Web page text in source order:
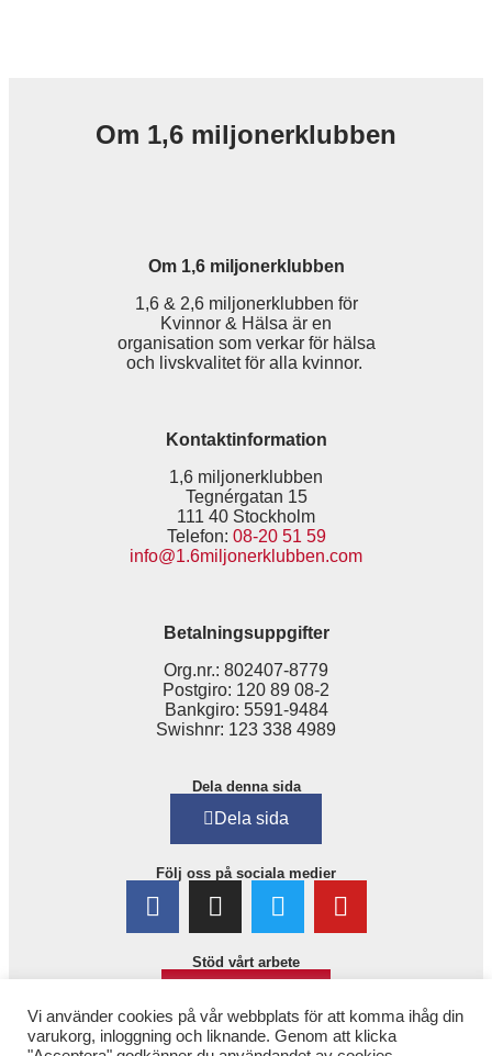
Om 1,6 miljonerklubben
Om 1,6 miljonerklubben
1,6 & 2,6 miljonerklubben för
Kvinnor & Hälsa är en
organisation som verkar för hälsa
och livskvalitet för alla kvinnor.
Kontaktinformation
1,6 miljonerklubben
Tegnérgatan 15
111 40 Stockholm
Telefon: 08-20 51 59
info@1.6miljonerklubben.com
Betalningsuppgifter
Org.nr.: 802407-8779
Postgiro: 120 89 08-2
Bankgiro: 5591-9484
Swishnr: 123 338 4989
Dela denna sida
Dela sida
Följ oss på sociala medier
Stöd vårt arbete
Vi använder cookies på vår webbplats för att komma ihåg din
varukorg, inloggning och liknande. Genom att klicka